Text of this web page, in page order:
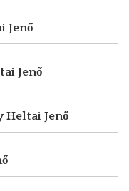
Jenő
Jenő
Heltai Jenő